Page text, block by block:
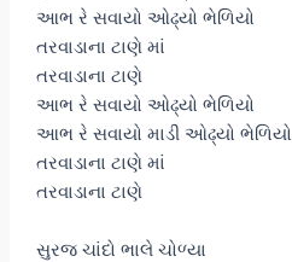
આભ રે સવાયો ઓઢ્યો ભેળિયો
તરવાડાના ટાણે માં
તરવાડાના ટાણે
આભ રે સવાયો ઓઢ્યો ભેળિયો
આભ રે સવાયો માડી ઓઢ્યો ભેળિયો
તરવાડાના ટાણે માં
તરવાડાના ટાણે
સુરજ ચાંદો ભાલે ચોળ્યા